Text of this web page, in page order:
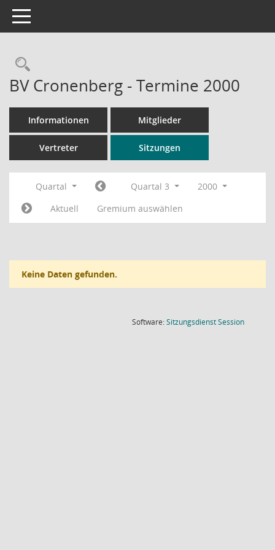
Toggle navigation
Rechercheauswahl
BV Cronenberg - Termine 2000
Informationen Mitglieder
Vertreter Sitzungen
Quartal Quartal 3
2000
Aktuell
Gremium auswählen
Keine Daten gefunden.
Software:SitzungsdienstSession(Wird in